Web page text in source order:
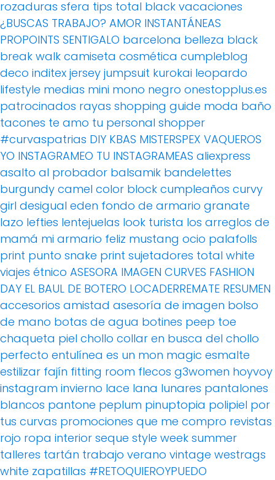
rozaduras sfera tips total black vacaciones
¿BUSCAS TRABAJO? AMOR INSTANTÁNEAS
PROPOINTS SENTIGALO barcelona belleza black
break walk camiseta cosmética cumpleblog
deco inditex jersey jumpsuit kurokai leopardo
lifestyle medias mini mono negro onestopplus.es
patrocinados rayas shopping guide moda baño
tacones te amo tu personal shopper
#curvaspatrias DIY KBAS MISTERSPEX VAQUEROS
YO INSTAGRAMEO TU INSTAGRAMEAS aliexpress
asalto al probador balsamik bandelettes
burgundy camel color block cumpleaños curvy
girl desigual eden fondo de armario granate
lazo lefties lentejuelas look turista los arreglos de
mamá mi armario feliz mustang ocio palafolls
print punto snake print sujetadores total white
viajes étnico ASESORA IMAGEN CURVES FASHION
DAY EL BAUL DE BOTERO LOCADERREMATE RESUMEN
accesorios amistad asesoría de imagen bolso
de mano botas de agua botines peep toe
chaqueta piel chollo collar en busca del chollo
perfecto entulínea es un mon magic esmalte
estilizar fajín fitting room flecos g3women hoyvoy
instagram invierno lace lana lunares pantalones
blancos pantone peplum pinuptopia polipiel por
tus curvas promociones que me compro revistas
rojo ropa interior seque style week summer
talleres tartán trabajo verano vintage westrags
white zapatillas #RETOQUIEROYPUEDO